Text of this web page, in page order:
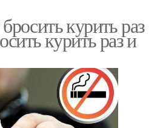
курить раз
курить раз и